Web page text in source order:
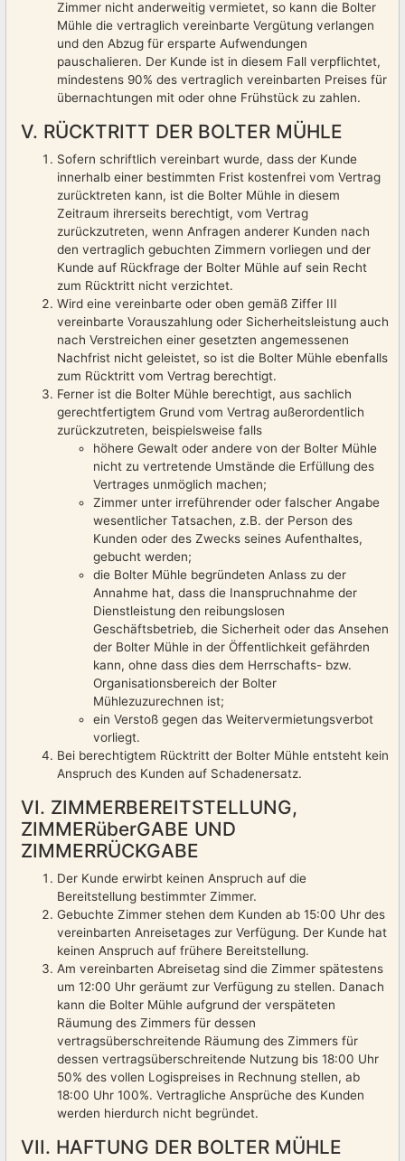
Zimmer nicht anderweitig vermietet, so kann die Bolter
Mühle die vertraglich vereinbarte Vergütung verlangen
und den Abzug für ersparte Aufwendungen
pauschalieren. Der Kunde ist in diesem Fall verpflichtet,
mindestens 90% des vertraglich vereinbarten Preises für
übernachtungen mit oder ohne Frühstück zu zahlen.
V. RÜCKTRITT DER BOLTER MÜHLE
Sofern schriftlich vereinbart wurde, dass der Kunde
innerhalb einer bestimmten Frist kostenfrei vom Vertrag
zurücktreten kann, ist die Bolter Mühle in diesem
Zeitraum ihrerseits berechtigt, vom Vertrag
zurückzutreten, wenn Anfragen anderer Kunden nach
den vertraglich gebuchten Zimmern vorliegen und der
Kunde auf Rückfrage der Bolter Mühle auf sein Recht
zum Rücktritt nicht verzichtet.
Wird eine vereinbarte oder oben gemäß Ziffer III
vereinbarte Vorauszahlung oder Sicherheitsleistung auch
nach Verstreichen einer gesetzten angemessenen
Nachfrist nicht geleistet, so ist die Bolter Mühle ebenfalls
zum Rücktritt vom Vertrag berechtigt.
Ferner ist die Bolter Mühle berechtigt, aus sachlich
gerechtfertigtem Grund vom Vertrag außerordentlich
zurückzutreten, beispielsweise falls
höhere Gewalt oder andere von der Bolter Mühle
nicht zu vertretende Umstände die Erfüllung des
Vertrages unmöglich machen;
Zimmer unter irreführender oder falscher Angabe
wesentlicher Tatsachen, z.B. der Person des
Kunden oder des Zwecks seines Aufenthaltes,
gebucht werden;
die Bolter Mühle begründeten Anlass zu der
Annahme hat, dass die Inanspruchnahme der
Dienstleistung den reibungslosen
Geschäftsbetrieb, die Sicherheit oder das Ansehen
der Bolter Mühle in der Öffentlichkeit gefährden
kann, ohne dass dies dem Herrschafts- bzw.
Organisationsbereich der Bolter
Mühlezuzurechnen ist;
ein Verstoß gegen das Weitervermietungsverbot
vorliegt.
Bei berechtigtem Rücktritt der Bolter Mühle entsteht kein
Anspruch des Kunden auf Schadenersatz.
VI. ZIMMERBEREITSTELLUNG,
ZIMMERüberGABE UND
ZIMMERRÜCKGABE
Der Kunde erwirbt keinen Anspruch auf die
Bereitstellung bestimmter Zimmer.
Gebuchte Zimmer stehen dem Kunden ab 15:00 Uhr des
vereinbarten Anreisetages zur Verfügung. Der Kunde hat
keinen Anspruch auf frühere Bereitstellung.
Am vereinbarten Abreisetag sind die Zimmer spätestens
um 12:00 Uhr geräumt zur Verfügung zu stellen. Danach
kann die Bolter Mühle aufgrund der verspäteten
Räumung des Zimmers für dessen
vertragsüberschreitende Räumung des Zimmers für
dessen vertragsüberschreitende Nutzung bis 18:00 Uhr
50% des vollen Logispreises in Rechnung stellen, ab
18:00 Uhr 100%. Vertragliche Ansprüche des Kunden
werden hierdurch nicht begründet.
VII. HAFTUNG DER BOLTER MÜHLE